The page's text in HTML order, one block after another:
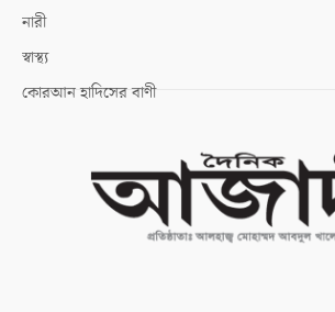
নারী
স্বাস্থ্য
কোরআন হাদিসের বাণী